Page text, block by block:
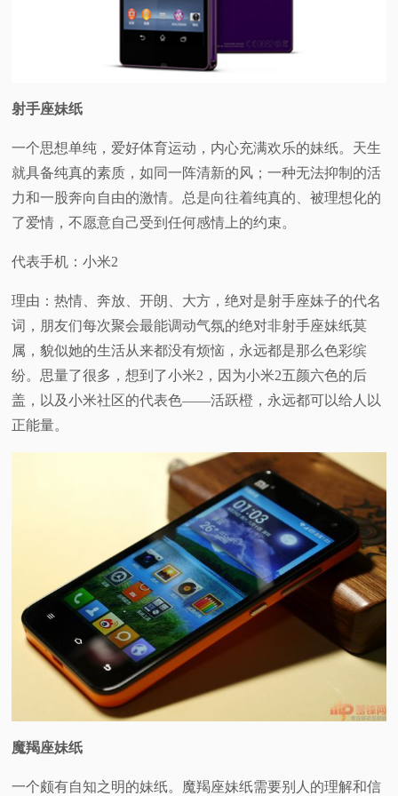
射手座妹纸
一个思想单纯，爱好体育运动，内心充满欢乐的妹纸。天生
就具备纯真的素质，如同一阵清新的风；一种无法抑制的活
力和一股奔向自由的激情。总是向往着纯真的、被理想化的
了爱情，不愿意自己受到任何感情上的约束。
代表手机：小米2
理由：热情、奔放、开朗、大方，绝对是射手座妹子的代名
词，朋友们每次聚会最能调动气氛的绝对非射手座妹纸莫
属，貌似她的生活从来都没有烦恼，永远都是那么色彩缤
纷。思量了很多，想到了小米2，因为小米2五颜六色的后
盖，以及小米社区的代表色——活跃橙，永远都可以给人以
正能量。
魔羯座妹纸
一个颇有自知之明的妹纸。魔羯座妹纸需要别人的理解和信